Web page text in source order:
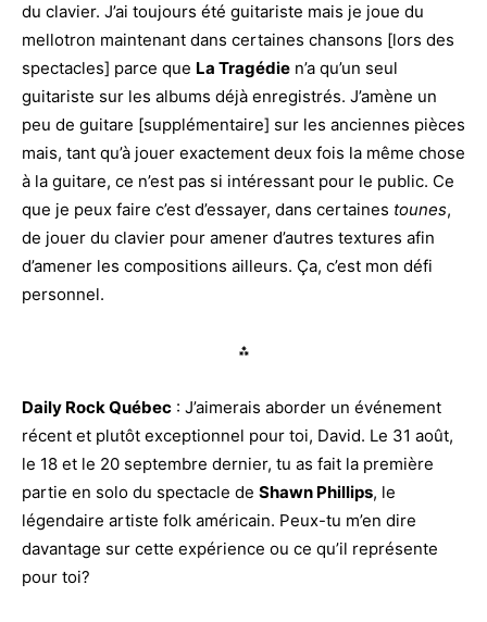
du clavier. J’ai toujours été guitariste mais je joue du
mellotron maintenant dans certaines chansons [lors des
spectacles] parce que La Tragédie n’a qu’un seul
guitariste sur les albums déjà enregistrés. J’amène un
peu de guitare [supplémentaire] sur les anciennes pièces
mais, tant qu’à jouer exactement deux fois la même chose
à la guitare, ce n’est pas si intéressant pour le public. Ce
que je peux faire c’est d’essayer, dans certaines tounes,
de jouer du clavier pour amener d’autres textures afin
d’amener les compositions ailleurs. Ça, c’est mon défi
personnel.
⁂
Daily Rock Québec : J’aimerais aborder un événement
récent et plutôt exceptionnel pour toi, David. Le 31 août,
le 18 et le 20 septembre dernier, tu as fait la première
partie en solo du spectacle de Shawn Phillips, le
légendaire artiste folk américain. Peux-tu m’en dire
davantage sur cette expérience ou ce qu’il représente
pour toi?